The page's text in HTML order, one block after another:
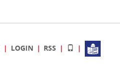
LOGIN RSS